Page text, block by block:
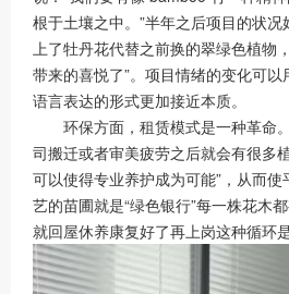
根于土壤之中。”半年之后项目的状
上了牡丹花代替之前换的翠绿色植物
带来的喜悦了”。项目情绪的变化可
语言表达的形式更加接近本质。
环保方面，租赁模式是一种革命
司搬迁或者审美疲劳之后就会有很多
可以使得专业养护成为可能”，从而
艺的苗圃就是“绿色银行”每一株花木
就回屋休养康复好了再上岗这种循环